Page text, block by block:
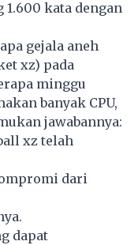
kata dengan
gejala aneh
xz) pada
minggu
banyak CPU,
jawabannya:
xz telah
dari
dapat